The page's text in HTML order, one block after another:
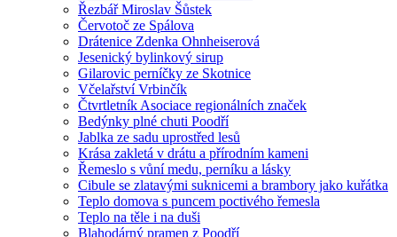
Řezbář Miroslav Šůstek
Červotoč ze Spálova
Drátenice Zdenka Ohnheiserová
Jesenický bylinkový sirup
Gilarovic perníčky ze Skotnice
Včelařství Vrbinčík
Čtvrtletník Asociace regionálních značek
Bedýnky plné chuti Poodří
Jablka ze sadu uprostřed lesů
Krása zakletá v drátu a přírodním kameni
Řemeslo s vůní medu, perníku a lásky
Cibule se zlatavými suknicemi a brambory jako kuřátka
Teplo domova s puncem poctivého řemesla
Teplo na těle i na duši
Blahodárný pramen z Poodří